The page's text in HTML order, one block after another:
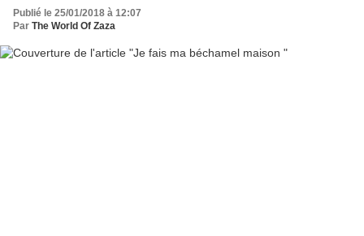
Publié le 25/01/2018 à 12:07
Par The World Of Zaza